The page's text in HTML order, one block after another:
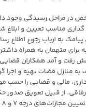
در مراحل رسیدگی وجود
مناسب تعیین و ابلاغ
رفت و آمد همکاران
منازل قضات تهیه و اجرا
مالی و قضایی را حسب
ارفاقی، از قبیل تعویق